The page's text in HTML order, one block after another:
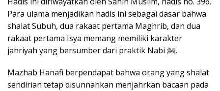
Para ulama menjadikan hadis ini sebagai dasar bahwa
shalat Subuh, dua rakaat pertama Maghrib, dan dua
rakaat pertama Isya memang memiliki karakter
jahriyah yang bersumber dari praktik Nabi ﷺ.
Mazhab Hanafi berpendapat bahwa orang yang shalat
sendirian tetap disunnahkan menjahrkan bacaan pada